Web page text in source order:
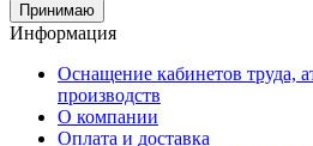
Принимаю
Информация
Оснащение кабинетов труда,
производств
О компании
Оплата и доставка